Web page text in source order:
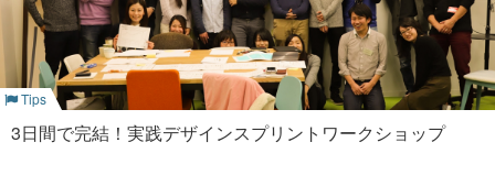
Tips
3日間で完結！実践デザインスプリントワークショップ